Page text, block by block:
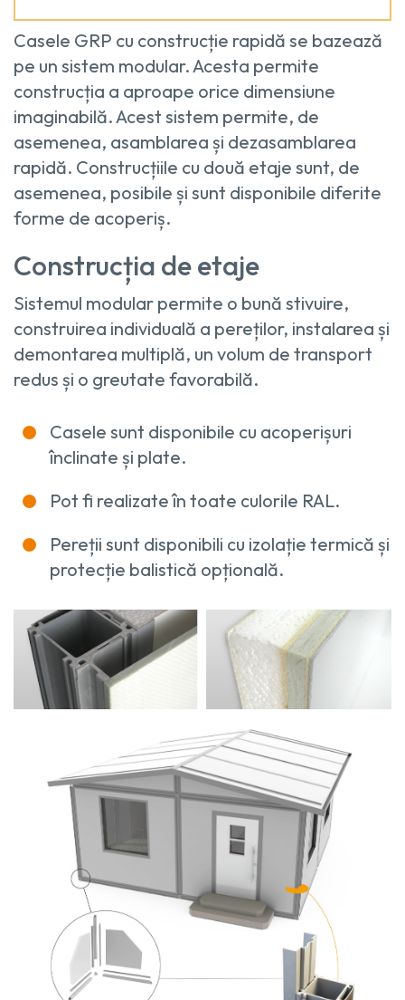
Casele GRP cu construcție rapidă se bazează
pe un sistem modular. Acesta permite
construcția a aproape orice dimensiune
imaginabilă. Acest sistem permite, de
asemenea, asamblarea și dezasamblarea
rapidă. Construcțiile cu două etaje sunt, de
asemenea, posibile și sunt disponibile diferite
forme de acoperiș.
Construcția de etaje
Sistemul modular permite o bună stivuire,
construirea individuală a pereților, instalarea și
demontarea multiplă, un volum de transport
redus și o greutate favorabilă.
Casele sunt disponibile cu acoperișuri
înclinate și plate.
Pot fi realizate în toate culorile RAL.
Pereții sunt disponibili cu izolație termică și
protecție balistică opțională.